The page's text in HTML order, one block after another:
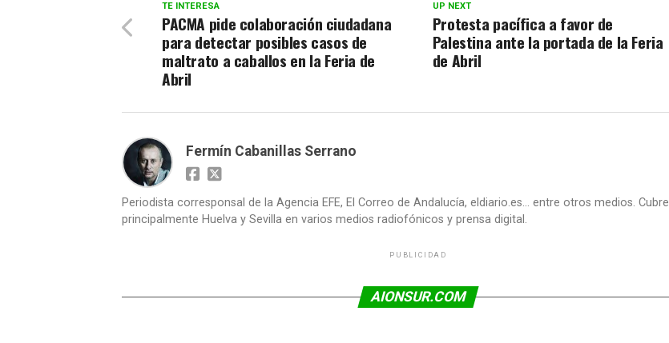
UP NEXT
Protesta pacífica a favor de
Palestina ante la portada de la Feria
de Abril
TE INTERESA
PACMA pide colaboración ciudadana
para detectar posibles casos de
maltrato a caballos en la Feria de
Abril
Fermín Cabanillas Serrano
Periodista corresponsal de la Agencia EFE, El Correo de Andalucía, eldiario.es... entre otros medios. Cubre
principalmente Huelva y Sevilla en varios medios radiofónicos y prensa digital.
PUBLICIDAD
AIONSUR.COM